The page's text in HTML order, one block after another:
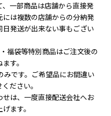
一部商品は店舗から直接発
は複数の店舗からの分納発
発送が出来ない事もござい
福袋等特別商品はご注文後の
す。
です。ご希望品にお間違い
ださい。
は、一度直接配送会社へお
ます。